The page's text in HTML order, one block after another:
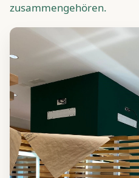
zusammengehören.